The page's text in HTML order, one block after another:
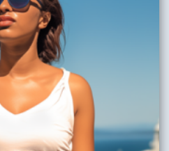
im Süden könnte es
werden
ein immer häufigeres
die Klimakrise die
Wasserknappheit (inkl.